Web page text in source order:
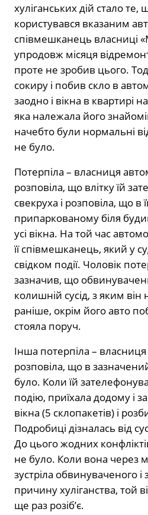
хуліганських дій стало те,
користувався вказаним
співмешканець власниці
упродовж місяця
проте не зробив цього.
сокиру і побив скло в
заодно і вікна в квартирі
яка належала його
начебто були нормальні
не було.
Потерпіла – власниця
розповіла, що влітку їй
свекруха і розповіла, що в
припаркованому біля
усі вікна. На той час
її співмешканець, який у
свідком події. Чоловік
зазначив, що
колишній сусід, з яким він
раніше, окрім його авто
стояла поруч.
Інша потерпіла – власниця
розповіла, що в
було. Коли їй
подію, приїхала додому і
вікна (5 склопакетів) і
Подробиці дізналась від
До цього жодних
не було. Коли вона через
зустріла обвинуваченого
причину хуліганства, той
ще раз розіб’є.